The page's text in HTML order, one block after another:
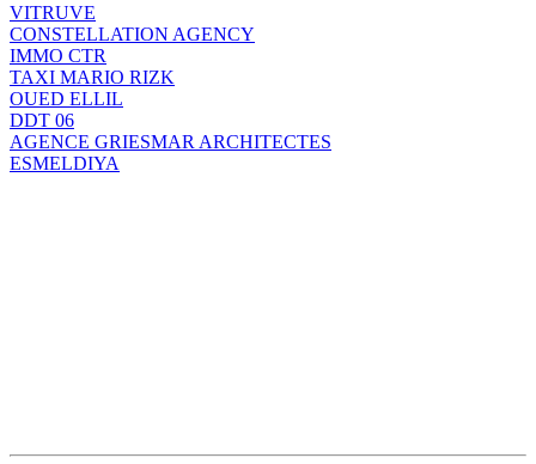
VITRUVE
CONSTELLATION AGENCY
IMMO CTR
TAXI MARIO RIZK
OUED ELLIL
DDT 06
AGENCE GRIESMAR ARCHITECTES
ESMELDIYA